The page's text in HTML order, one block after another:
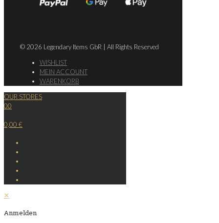
© 2026 Legendary Items GbR | All Rights Reserved
WISHLIST
MEIN ACCOUNT
WARENKORB
OUR STORES
00
0,00 €
✕
Anmelden